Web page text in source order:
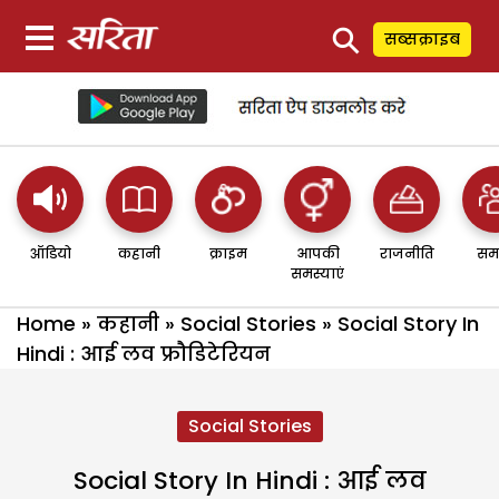
⚲ सब्सक्राइब
ऑडियो कहानी क्राइम
आपकी
समस्याएं
राजनीति
Home » कहानी » Social Stories » Social Story In
Hindi : आई लव फ्रौडिटेरियन
Social Stories
Social Story In Hindi : आई लव